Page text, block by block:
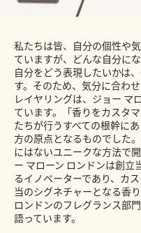
私たちは皆、自分の個性や
ていますが、どんな自分に
自分をどう表現したいかは
す。そのため、気分に合わ
レイヤリングは、ジョー マ
ています。「香りをカスタ
たちが行うすべての根幹に
方の原点となるものでした
にはないユニークな方法で
ー マローン ロンドンは創
るイノベーターであり、カ
当のシグネチャーとなる香
ロンドンのフレグランス部
語っています。